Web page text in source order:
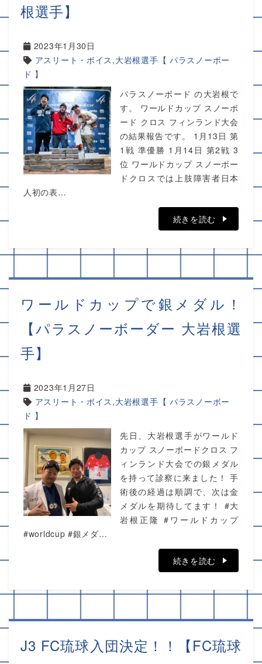
根選手】
2023年1月30日
アスリート・ボイス ,大岩根選手【 パラスノーボー
ド 】
パラスノーボード の大岩根で
す。 ワールドカップ スノーボ
ード クロス フィンランド大会
の結果報告です。 1月13日 第
1戦 準優勝 1月14日 第2戦 3
位 ワールドカップ スノーボー
ドクロスでは上肢障害者日本
人初の表…
続きを読む
ワールドカップで銀メダル！
【パラスノーボーダー 大岩根選
手】
2023年1月27日
アスリート・ボイス ,大岩根選手【 パラスノーボー
ド 】
先日、大岩根選手がワールド
カップ スノーボードクロス フ
ィンランド大会での銀メダル
を持って診察に来ました！ 手
術後の経過は順調で、次は金
メダルを期待してます！ #大
岩根正隆 #ワールドカップ
#worldcup #銀メダ…
続きを読む
J3 FC琉球入団決定！！【FC琉球